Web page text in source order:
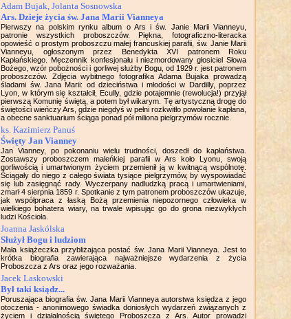
Adam Bujak, Jolanta Sosnowska
Ars. Dzieje życia św. Jana Marii Vianneya
Pierwszy na polskim rynku album o Ars i św. Janie Marii Vianneyu,
patronie wszystkich proboszczów. Piękna, fotograficzno-literacka
opowieść o prostym proboszczu małej francuskiej parafii, św. Janie Marii
Vianneyu, ogłoszonym przez Benedykta XVI patronem Roku
Kapłańskiego. Męczennik konfesjonału i niezmordowany głosiciel Słowa
Bożego, wzór pobożności i gorliwej służby Bogu, od 1929 r. jest patronem
proboszczów. Zdjęcia wybitnego fotografika Adama Bujaka prowadzą
śladami św. Jana Marii: od dzieciństwa i młodości w Dardilly, poprzez
Lyon, w którym się kształcił, Ecully, gdzie potajemnie (rewolucja!) przyjął
pierwszą Komunię świętą, a potem był wikarym. Tę artystyczną drogę do
świętości wieńczy Ars, gdzie niegdyś w pełni rozkwitło powołanie kapłana,
a obecne sanktuarium ściąga ponad pół miliona pielgrzymów rocznie.
ks. Kazimierz Panuś
Święty Jan Vianney
Jan Vianney, po pokonaniu wielu trudności, doszedł do kapłaństwa.
Zostawszy proboszczem maleńkiej parafii w Ars koło Lyonu, swoją
gorliwością i umartwionym życiem przemienił ją w kwitnącą wspólnotę.
Ściągały do niego z całego świata tysiące pielgrzymów, by wyspowiadać
się lub zasięgnąć rady. Wyczerpany nadludzką pracą i umartwieniami,
zmarł 4 sierpnia 1859 r. Spotkanie z tym patronem proboszczów ukazuje,
jak współpraca z łaską Bożą przemienia niepozornego człowieka w
wielkiego bohatera wiary, na trwale wpisując go do grona niezwykłych
ludzi Kościoła.
Joanna Jaskólska
Służył Bogu i ludziom
Mała książeczka przybliżająca postać św. Jana Marii Vianneya. Jest to
krótka biografia zawierająca najważniejsze wydarzenia z życia
Proboszcza z Ars oraz jego rozważania.
Jacek Laskowski
Był taki ksiądz...
Poruszająca biografia św. Jana Marii Vianneya autorstwa księdza z jego
otoczenia - anonimowego świadka doniosłych wydarzeń związanych z
życiem i działalnością świętego Proboszcza z Ars. Autor prowadzi